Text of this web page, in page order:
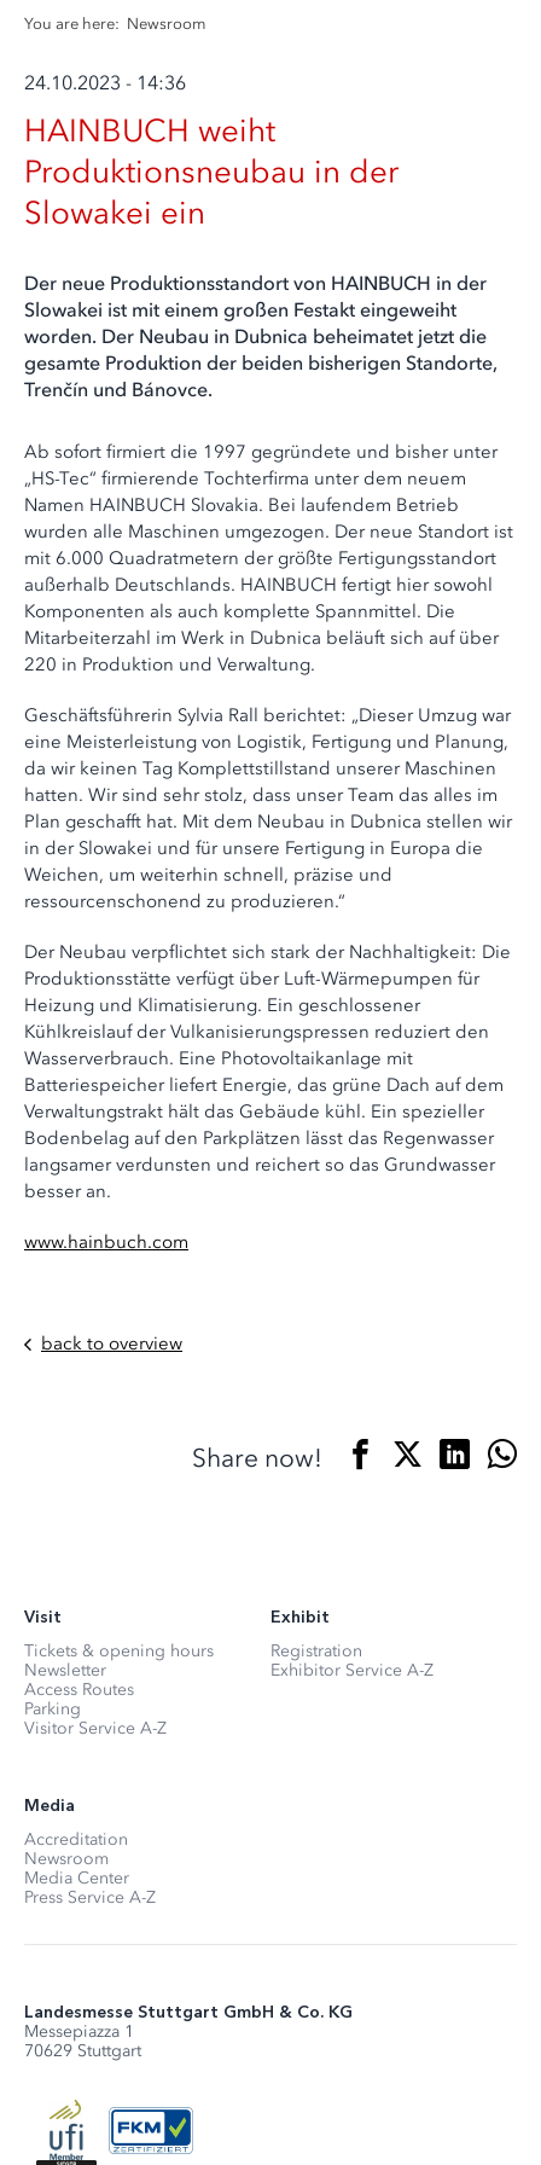
You are here: Newsroom
24.10.2023 - 14:36
HAINBUCH weiht
Produktionsneubau in der
Slowakei ein
Der neue Produktionsstandort von HAINBUCH in der
Slowakei ist mit einem großen Festakt eingeweiht
worden. Der Neubau in Dubnica beheimatet jetzt die
gesamte Produktion der beiden bisherigen Standorte,
Trenčín und Bánovce.
Ab sofort firmiert die 1997 gegründete und bisher unter
„HS-Tec“ firmierende Tochterfirma unter dem neuem
Namen HAINBUCH Slovakia. Bei laufendem Betrieb
wurden alle Maschinen umgezogen. Der neue Standort ist
mit 6.000 Quadratmetern der größte Fertigungsstandort
außerhalb Deutschlands. HAINBUCH fertigt hier sowohl
Komponenten als auch komplette Spannmittel. Die
Mitarbeiterzahl im Werk in Dubnica beläuft sich auf über
220 in Produktion und Verwaltung.
Geschäftsführerin Sylvia Rall berichtet: „Dieser Umzug war
eine Meisterleistung von Logistik, Fertigung und Planung,
da wir keinen Tag Komplettstillstand unserer Maschinen
hatten. Wir sind sehr stolz, dass unser Team das alles im
Plan geschafft hat. Mit dem Neubau in Dubnica stellen wir
in der Slowakei und für unsere Fertigung in Europa die
Weichen, um weiterhin schnell, präzise und
ressourcenschonend zu produzieren.“
Der Neubau verpflichtet sich stark der Nachhaltigkeit: Die
Produktionsstätte verfügt über Luft-Wärmepumpen für
Heizung und Klimatisierung. Ein geschlossener
Kühlkreislauf der Vulkanisierungspressen reduziert den
Wasserverbrauch. Eine Photovoltaikanlage mit
Batteriespeicher liefert Energie, das grüne Dach auf dem
Verwaltungstrakt hält das Gebäude kühl. Ein spezieller
Bodenbelag auf den Parkplätzen lässt das Regenwasser
langsamer verdunsten und reichert so das Grundwasser
besser an.
www.hainbuch.com
back to overview
Share now!
Visit
Tickets & opening hours
Newsletter
Access Routes
Parking
Visitor Service A-Z
Exhibit
Registration
Exhibitor Service A-Z
Media
Accreditation
Newsroom
Media Center
Press Service A-Z
Landesmesse Stuttgart GmbH & Co. KG
Messepiazza 1
70629 Stuttgart